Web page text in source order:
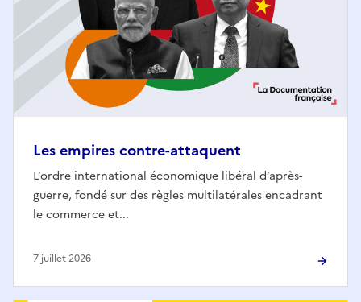
Les empires contre-attaquent
L’ordre international économique libéral d’après-
guerre, fondé sur des règles multilatérales encadrant
le commerce et...
7 juillet 2026